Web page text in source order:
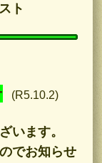
ト
(R5.10.2)
います。
でお知らせ